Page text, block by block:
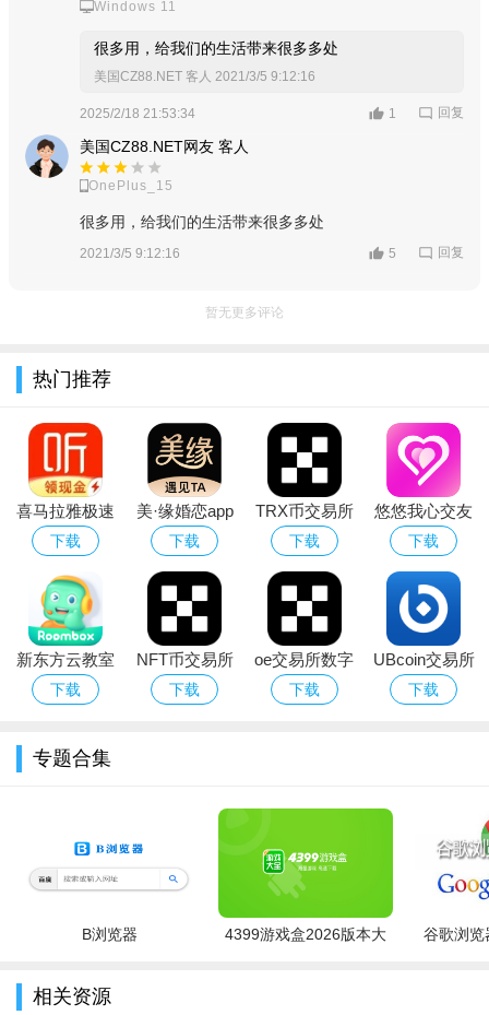
4、微信游戏，和朋友们在游戏中互动。
5、在聊天中，可以发送文字、语音、表情、图片、视频等。
小编评测
进行语音、视频通话，随时随地联系朋友；还可以一键搜索
附近的好友，扩大朋友圈，赶快下载体验吧！
Windows 11
很多用，给我们的生活带来很多多处
美国CZ88.NET 客人 2021/3/5 9:12:16
2025/2/18 21:53:34 1 回复
美国CZ88.NET网友 客人
OnePlus_15
很多用，给我们的生活带来很多多处
2021/3/5 9:12:16 5 回复
暂无更多评论
热门推荐
喜马拉雅极速
版免费下载安
下载
美·缘婚恋app
官方下载2026
最新版
下载
TRX币交易所
官方app下载
下载
悠悠我心交友
软件免费下载
2026最新版社
交软件
下载
新东方云教室
互动教学app
下载
NFT币交易所
app下载官方
下载
oe交易所数字
官方app下载
下载
UBcoin交易所
app下载官方
下载
专题合集
B浏览器
4399游戏盒2026版本大
谷歌浏览
相关资源